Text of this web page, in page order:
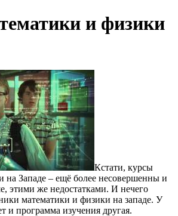
и физики
Кстати, курсы
на Западе – ещё более несовершенны и
этими же недостатками. И нечего
математики и физики на западе. У
и программа изучения другая.